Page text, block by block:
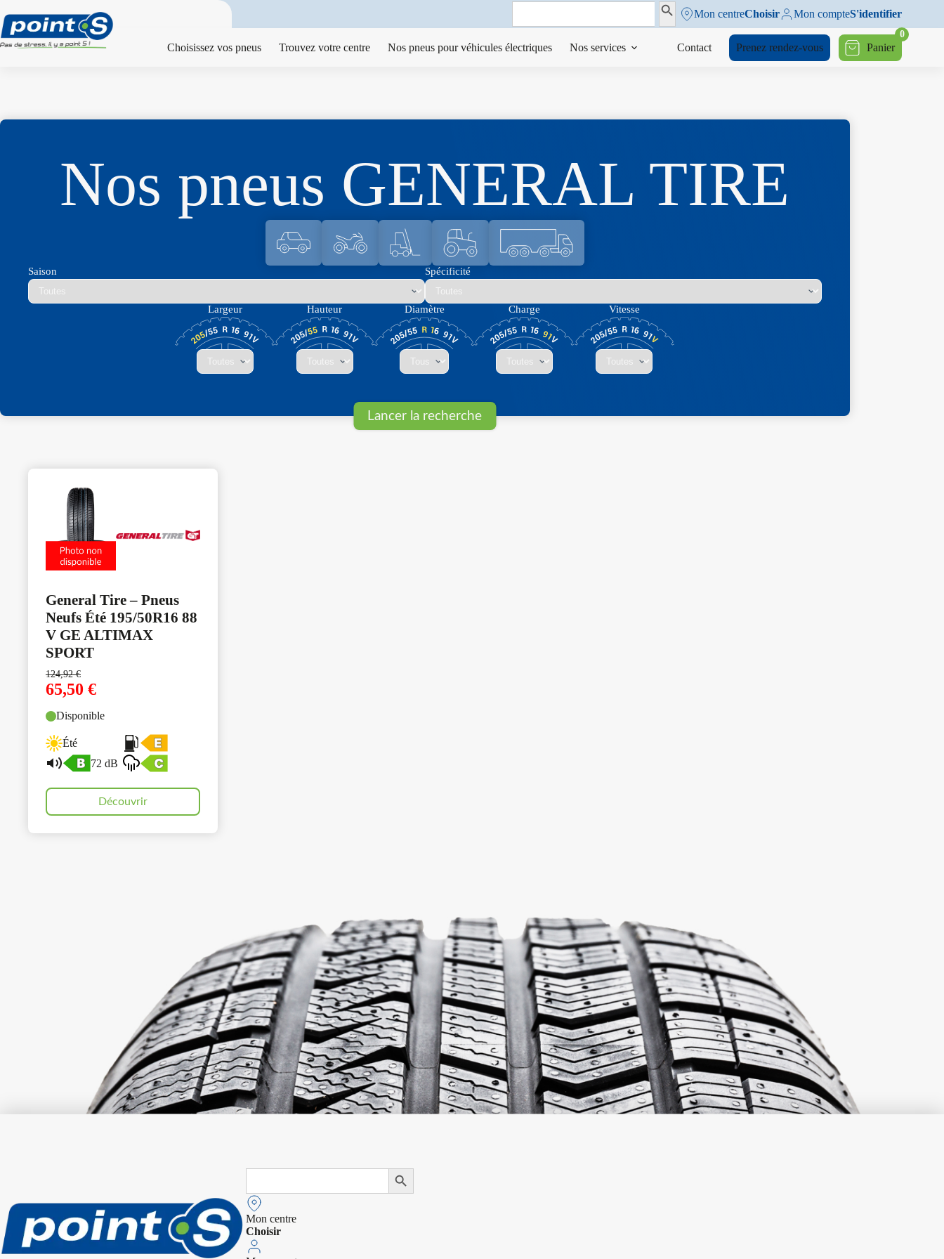
au
contenu
Search
Search ButtonMon centreChoisir Mon compteS'identifier
Choisissez vos pneus Trouvez votre centre Nos pneus pour véhicules électriques Nos services Contact Prenez rendez-vous Panier
0
Nos pneus GENERAL TIRE
Saison Spécificité
Largeur Hauteur Diamètre Charge Vitesse
General Tire – Pneus
Neufs Été 195/50R16 88
V GE ALTIMAX
SPORT
124,92€
65,50 €
Disponible
Été
72 dB
Découvrir
Search
Search Button
Mon centre
Choisir